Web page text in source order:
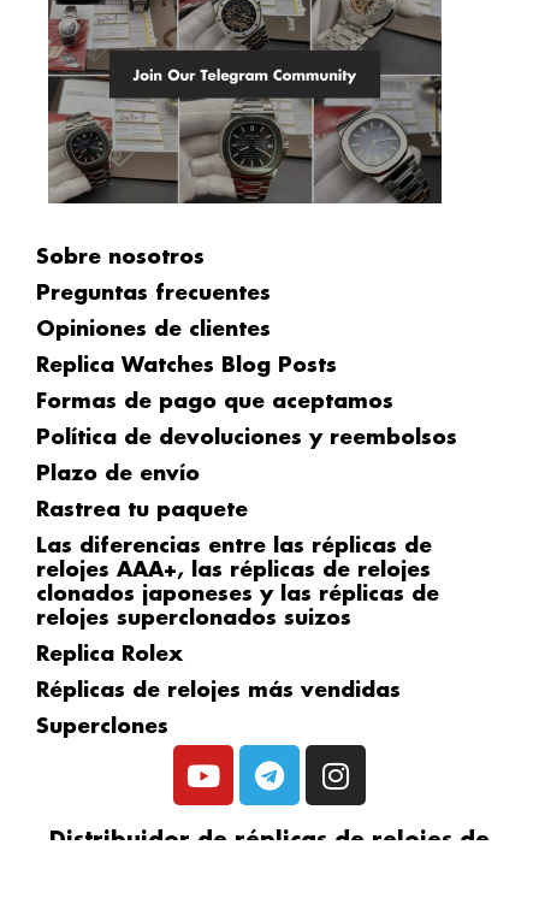
Sobre nosotros
Preguntas frecuentes
Opiniones de clientes
Replica Watches Blog Posts
Formas de pago que aceptamos
Política de devoluciones y reembolsos
Plazo de envío
Rastrea tu paquete
Las diferencias entre las réplicas de
relojes AAA+, las réplicas de relojes
clonados japoneses y las réplicas de
relojes superclonados suizos
Replica Rolex
Réplicas de relojes más vendidas
Superclones
Y
o
u
t
T
e
e
I
n
s
t
Distribuidor de réplicas de relojes de